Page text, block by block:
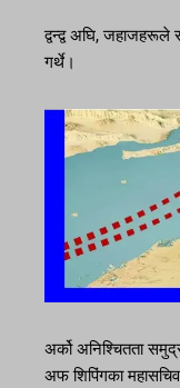
द्वन्द्व अघि, जहाजहरूले
गर्थे।
अर्को अनिश्चितता
अफ शिपिंगका